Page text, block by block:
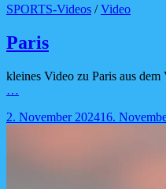
Cat
SPORTS-Videos /Video
Paris
kleines Video zu Paris aus
…
Posted-
2. November 202416.